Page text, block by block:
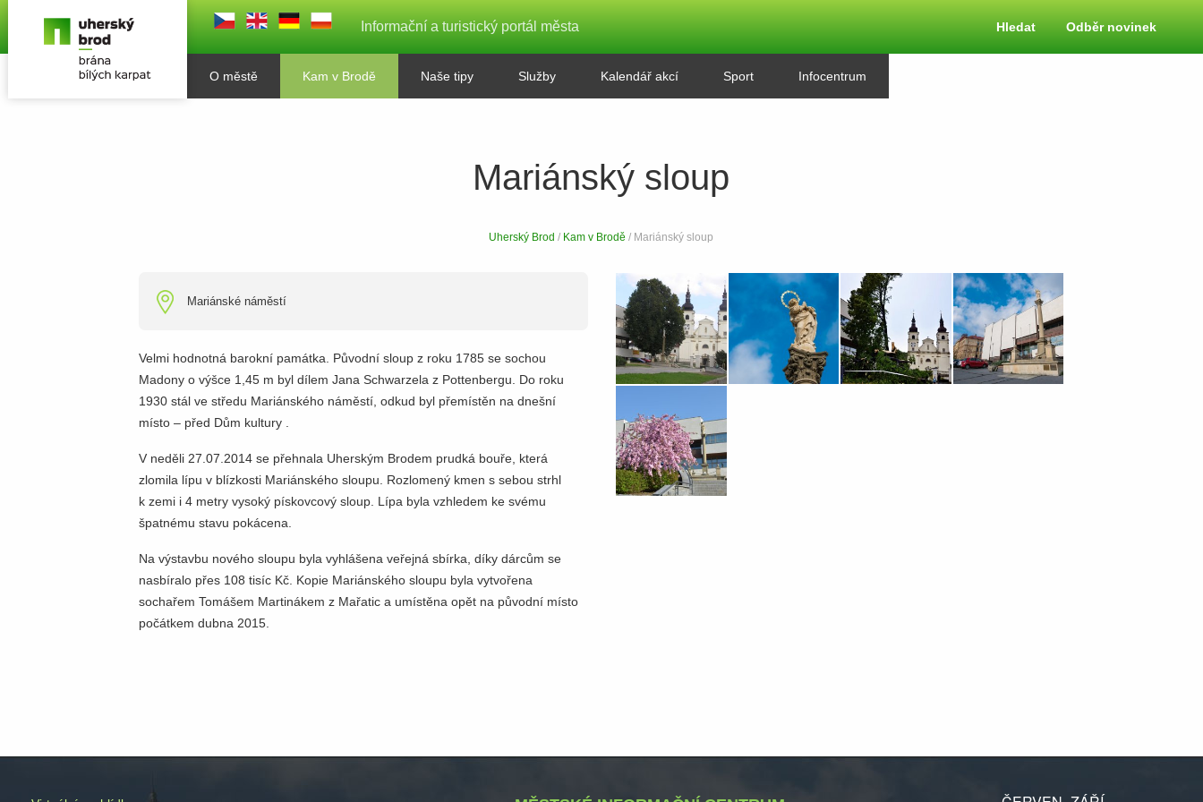
Informační a turistický portál města Hledat Odběr novinek
O městě Kam v Brodě Naše tipy Služby Kalendář akcí Sport Infocentrum
Mariánský sloup
Uherský Brod / Kam v Brodě / Mariánský sloup
Mariánské náměstí
Velmi hodnotná barokní památka. Původní sloup z roku 1785 se sochou
Madony o výšce 1,45 m byl dílem Jana Schwarzela z Pottenbergu. Do roku
1930 stál ve středu Mariánského náměstí, odkud byl přemístěn na dnešní
místo – před Dům kultury .
V neděli 27.07.2014 se přehnala Uherským Brodem prudká bouře, která
zlomila lípu v blízkosti Mariánského sloupu. Rozlomený kmen s sebou strhl
k zemi i 4 metry vysoký pískovcový sloup. Lípa byla vzhledem ke svému
špatnému stavu pokácena.
Na výstavbu nového sloupu byla vyhlášena veřejná sbírka, díky dárcům se
nasbíralo přes 108 tisíc Kč. Kopie Mariánského sloupu byla vytvořena
sochařem Tomášem Martinákem z Mařatic a umístěna opět na původní místo
počátkem dubna 2015.